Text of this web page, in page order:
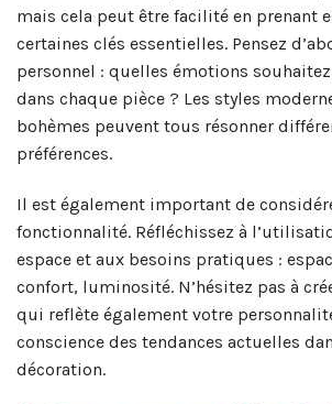
mais cela peut être facilité en prenant
certaines clés essentielles. Pensez
personnel : quelles émotions
dans chaque pièce ? Les styles
bohèmes peuvent tous résonner
préférences.
Il est également important de
fonctionnalité. Réfléchissez à
espace et aux besoins pratiques :
confort, luminosité. N’hésitez pas à
qui reflète également votre
conscience des tendances actuelles
décoration.